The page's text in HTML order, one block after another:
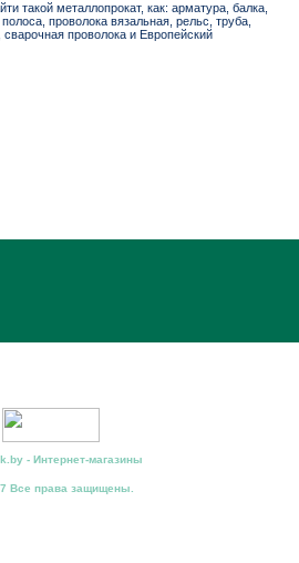
такой металлопрокат, как: арматура, балка,
проволока вязальная, рельс, труба,
проволока и Европейский
- Интернет-магазины
Все права защищены.